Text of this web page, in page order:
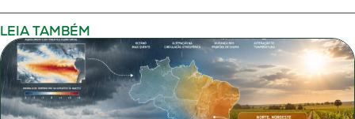
LEIA TAMBÉM